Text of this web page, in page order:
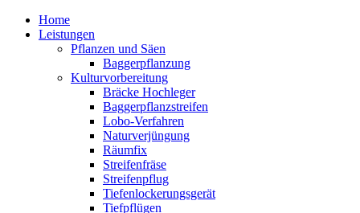
Home
Leistungen
Pflanzen und Säen
Baggerpflanzung
Kulturvorbereitung
Bräcke Hochleger
Baggerpflanzstreifen
Lobo-Verfahren
Naturverjüngung
Räumfix
Streifenfräse
Streifenpflug
Tiefenlockerungsgerät
Tiefpflügen